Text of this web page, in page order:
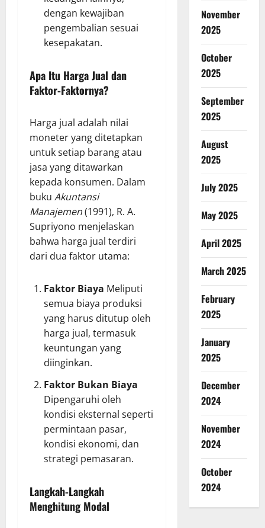
dengan kewajiban
pengembalian sesuai
kesepakatan.
Apa Itu Harga Jual dan
Faktor-Faktornya?
Harga jual adalah nilai
moneter yang ditetapkan
untuk setiap barang atau
jasa yang ditawarkan
kepada konsumen. Dalam
buku Akuntansi
Manajemen(1991), R. A.
Supriyono menjelaskan
bahwa harga jual terdiri
dari dua faktor utama:
Faktor Biaya Meliputi
semua biaya produksi
yang harus ditutup oleh
harga jual, termasuk
keuntungan yang
diinginkan.
Faktor Bukan Biaya
Dipengaruhi oleh
kondisi eksternal seperti
permintaan pasar,
kondisi ekonomi, dan
strategi pemasaran.
Langkah-Langkah
Menghitung Modal
November
2025
October
2025
September
2025
August
2025
July 2025
May 2025
April 2025
March 2025
February
2025
January
2025
December
2024
November
2024
October
2024